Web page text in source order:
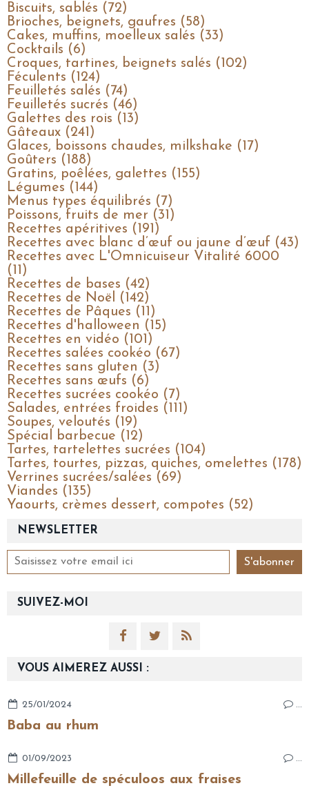
NEWSLETTER
SUIVEZ-MOI
VOUS AIMEREZ AUSSI :
25/01/2024 …
Baba au rhum
01/09/2023 …
Millefeuille de spéculoos aux fraises
Biscuits, sablés (72)
Brioches, beignets, gaufres (58)
Cakes, muffins, moelleux salés (33)
Cocktails (6)
Croques, tartines, beignets salés (102)
Féculents (124)
Feuilletés salés (74)
Feuilletés sucrés (46)
Galettes des rois (13)
Gâteaux (241)
Glaces, boissons chaudes, milkshake (17)
Goûters (188)
Gratins, poêlées, galettes (155)
Légumes (144)
Menus types équilibrés (7)
Poissons, fruits de mer (31)
Recettes apéritives (191)
Recettes avec blanc d’œuf ou jaune d’œuf (43)
Recettes avec L'Omnicuiseur Vitalité 6000
(11)
Recettes de bases (42)
Recettes de Noël (142)
Recettes de Pâques (11)
Recettes d'halloween (15)
Recettes en vidéo (101)
Recettes salées cookéo (67)
Recettes sans gluten (3)
Recettes sans œufs (6)
Recettes sucrées cookéo (7)
Salades, entrées froides (111)
Soupes, veloutés (19)
Spécial barbecue (12)
Tartes, tartelettes sucrées (104)
Tartes, tourtes, pizzas, quiches, omelettes (178)
Verrines sucrées/salées (69)
Viandes (135)
Yaourts, crèmes dessert, compotes (52)